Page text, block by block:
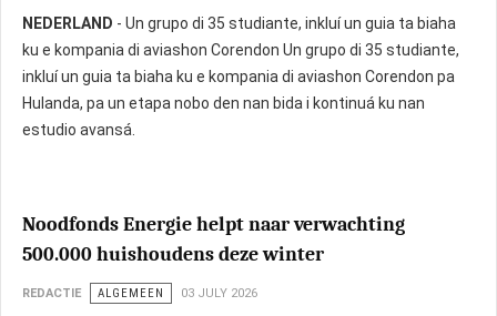
NEDERLAND - Un grupo di 35 studiante, inkluí un guia ta biaha
ku e kompania di aviashon Corendon Un grupo di 35 studiante,
inkluí un guia ta biaha ku e kompania di aviashon Corendon pa
Hulanda, pa un etapa nobo den nan bida i kontinuá ku nan
estudio avansá.
Noodfonds Energie helpt naar verwachting
500.000 huishoudens deze winter
REDACTIE ALGEMEEN 03 JULY 2026